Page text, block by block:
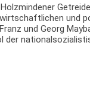
und
und Georg
der